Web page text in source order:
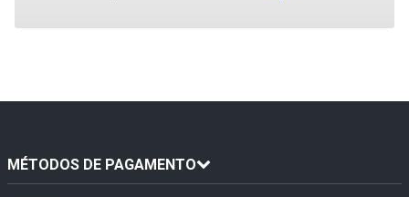
MÉTODOS DE PAGAMENTO